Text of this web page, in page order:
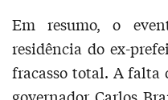
Em resumo, o
residência do ex-
fracasso total. A falta